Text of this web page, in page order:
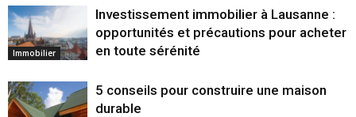
Immobilier
Investissement immobilier à Lausanne :
opportunités et précautions pour acheter
en toute sérénité
5 conseils pour construire une maison
durable